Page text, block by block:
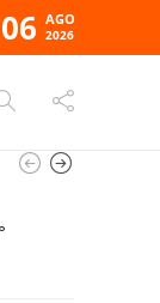
06 AGO
2026